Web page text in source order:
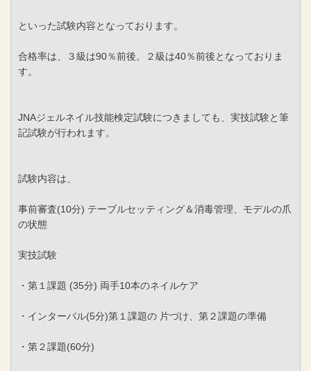
といった試験内容となっております。
合格率は、３級は90％前後。２級は40％前後となっておりま
す。
JNAジェルネイル技能検定試験につきましても、実技試験と筆
記試験が行われます。
試験内容は、
事前審査(10分) テーブルセッティング＆消毒管理、モデルの爪
の状態
実技試験
・第１課題 (35分) 両手10本のネイルケア
・インターバル(5分)第１課題の 片づけ、第２課題の準備
・第２課題(60分)